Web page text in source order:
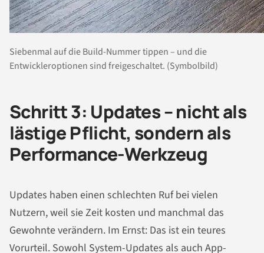
Siebenmal auf die Build-Nummer tippen – und die
Entwickleroptionen sind freigeschaltet. (Symbolbild)
Schritt 3: Updates – nicht als
lästige Pflicht, sondern als
Performance-Werkzeug
Updates haben einen schlechten Ruf bei vielen
Nutzern, weil sie Zeit kosten und manchmal das
Gewohnte verändern. Im Ernst: Das ist ein teures
Vorurteil. Sowohl System-Updates als auch App-